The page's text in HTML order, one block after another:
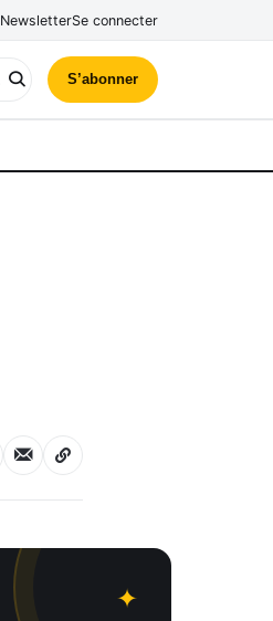
NewsletterSe connecter
S’abonner